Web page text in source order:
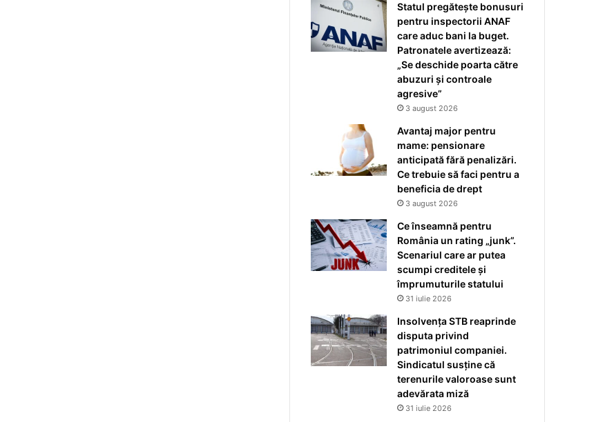
Statul pregătește bonusuri
pentru inspectorii ANAF
care aduc bani la buget.
Patronatele avertizează:
„Se deschide poarta către
abuzuri și controale
agresive”
3 august 2026
Avantaj major pentru
mame: pensionare
anticipată fără penalizări.
Ce trebuie să faci pentru a
beneficia de drept
3 august 2026
Ce înseamnă pentru
România un rating „junk”.
Scenariul care ar putea
scumpi creditele și
împrumuturile statului
31 iulie 2026
Insolvența STB reaprinde
disputa privind
patrimoniul companiei.
Sindicatul susține că
terenurile valoroase sunt
adevărata miză
31 iulie 2026